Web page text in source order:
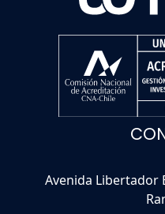
Avenida Libertador